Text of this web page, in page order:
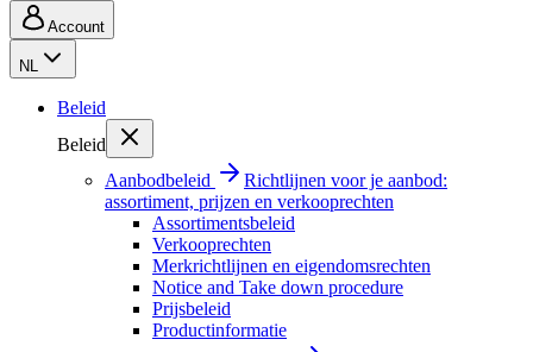
Account
NL
Beleid
Beleid
Aanbodbeleid
Richtlijnen voor je aanbod:
assortiment, prijzen en verkooprechten
Assortimentsbeleid
Verkooprechten
Merkrichtlijnen en eigendomsrechten
Notice and Take down procedure
Prijsbeleid
Productinformatie